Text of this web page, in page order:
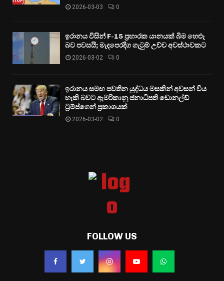
2026-03-03 0
ඉරානය විසින් F-15 ප්‍රහාරක යානයක් බිම හෙළූ
බව පවසයි; මැදපෙරදිග ගැටුම් උච්ච අවස්ථාවකට
2026-03-02 0
ඉරානය සමඟ පවතින යුද්ධය මසකින් අවසන් විය
හැකි බවට ඇමරිකානු ජනාධිපති ඩොනල්ඩ්
ට්‍රම්ප්ගෙන් ප්‍රකාශයක්
2026-03-02 0
FOLLOW US